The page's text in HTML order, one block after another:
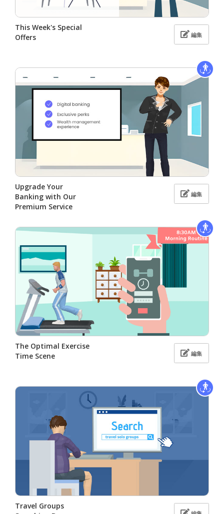
This Week's Special
Offers
編集
Upgrade Your
Banking with Our
Premium Service
編集
The Optimal Exercise
Time Scene
編集
Travel Groups